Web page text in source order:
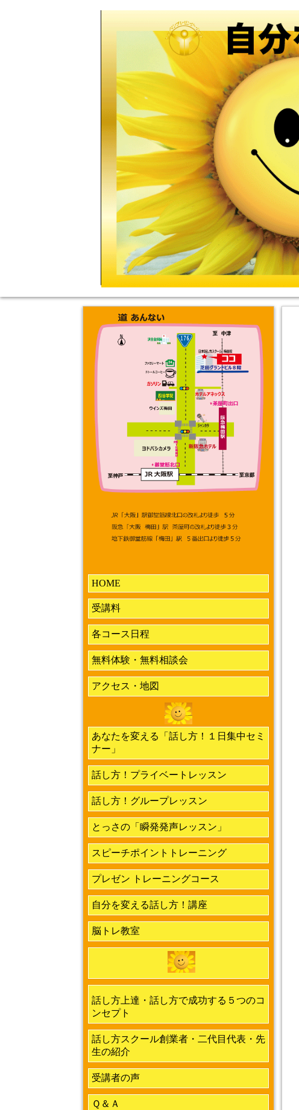
HOME
受講料
各コース日程
無料体験・無料相談会
アクセス・地図
あなたを変える「話し方！１日集中セミ
ナー」
話し方！プライベートレッスン
話し方！グループレッスン
とっさの「瞬発発声レッスン」
スピーチポイントトレーニング
プレゼン トレーニングコース
自分を変える話し方！講座
脳トレ教室
話し方上達・話し方で成功する５つのコ
ンセプト
話し方スクール創業者・二代目代表・先
生の紹介
受講者の声
Ｑ＆Ａ